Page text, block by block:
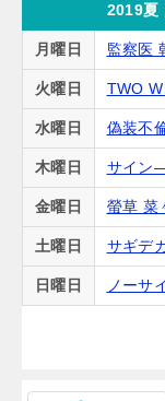
2019夏
月曜日 監察医
火曜日 TWO
水曜日 偽装不
木曜日 サイン
金曜日 螢草 菜
土曜日 サギデ
日曜日 ノーサ